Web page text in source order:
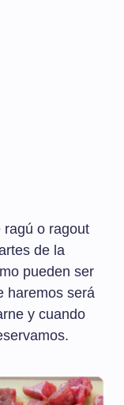
ragú o ragout
de la
pueden ser
haremos será
y cuando